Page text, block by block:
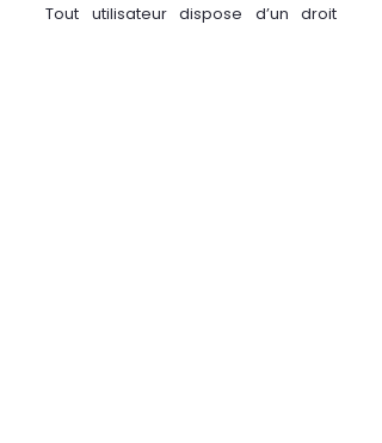
Tout utilisateur dispose d’un droit